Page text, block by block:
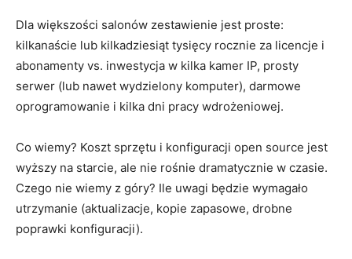
Dla większości salonów zestawienie jest proste:
kilkanaście lub kilkadziesiąt tysięcy rocznie za licencje i
abonamenty vs. inwestycja w kilka kamer IP, prosty
serwer (lub nawet wydzielony komputer), darmowe
oprogramowanie i kilka dni pracy wdrożeniowej.
Co wiemy? Koszt sprzętu i konfiguracji open source jest
wyższy na starcie, ale nie rośnie dramatycznie w czasie.
Czego nie wiemy z góry? Ile uwagi będzie wymagało
utrzymanie (aktualizacje, kopie zapasowe, drobne
poprawki konfiguracji).